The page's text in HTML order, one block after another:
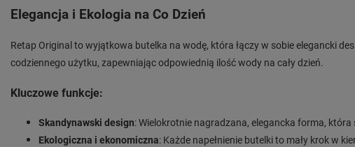
Elegancja i Ekologia na Co Dzień
Retap Original to wyjątkowa butelka na wodę, która łączy w sobie elegancki
codziennego użytku, zapewniając odpowiednią ilość wody na cały dzień.
Kluczowe funkcje:
Skandynawski design: Wielokrotnie nagradzana, elegancka forma,
Ekologiczna i ekonomiczna: Każde napełnienie butelki to mały krok w